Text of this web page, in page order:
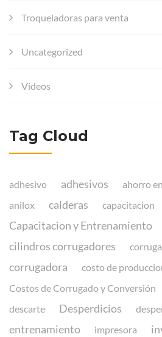
Troqueladoras para venta
Uncategorized
Videos
Tag Cloud
adhesivo adhesivos ahorro
anilox calderas capacitacion
Capacitacion y Entrenamiento
cilindros corrugadores
corrugadora costo de
Costos de Corrugado y Conversión
descarte Desperdicios
entrenamiento impresora